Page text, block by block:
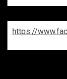
https://